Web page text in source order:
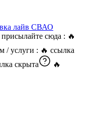
лайв СВАО
сюда : 🔥
/ услуги : 🔥 ссылка
скрыта 🔥